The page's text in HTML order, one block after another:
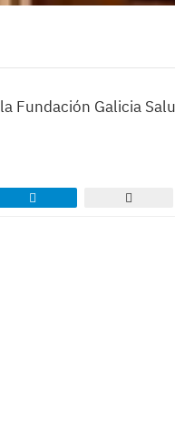
Fundación Galicia